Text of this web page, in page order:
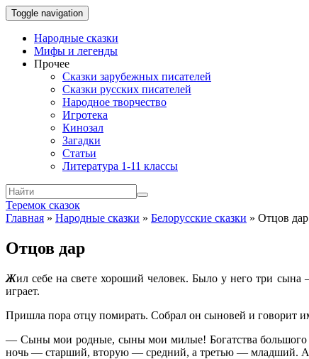
Toggle navigation
Народные сказки
Мифы и легенды
Прочее
Сказки зарубежных писателей
Сказки русских писателей
Народное творчество
Игротека
Кинозал
Загадки
Статьи
Литература 1-11 классы
Теремок сказок
Главная » Народные сказки » Белорусские сказки » Отцов дар
Отцов дар
Жил себе на свете хороший человек. Было у него три
играет.
Пришла пора отцу помирать. Собрал он сыновей и говорит
— Сыны мои родные, сыны мои милые! Богатства большого
ночь — старший, вторую — средний, а третью — младший. А